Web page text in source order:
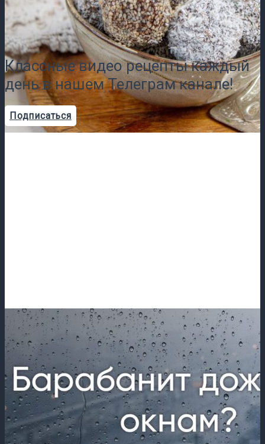
Классные видео рецепты каждый
день в нашем Телеграм канале!
Подписаться